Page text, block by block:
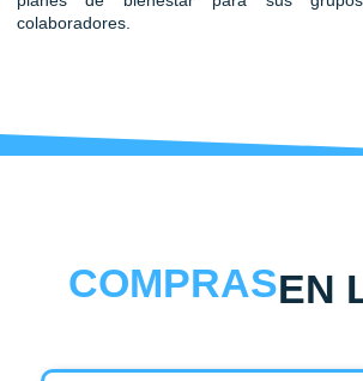
colaboradores.
COMPRASEN